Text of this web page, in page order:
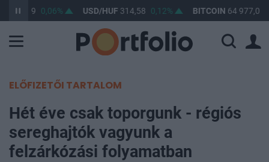
363,39 0,06% USD/HUF 314,58 0,12% BITCOIN 64 977,05
ELŐFIZETŐI TARTALOM
Hét éve csak toporgunk - régiós
sereghajtók vagyunk a
felzárkózási folyamatban